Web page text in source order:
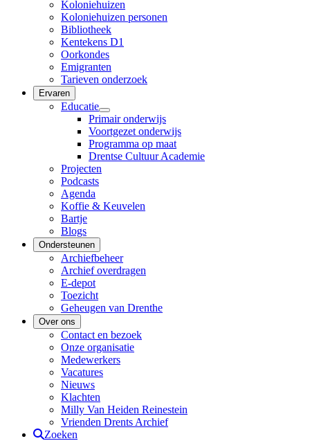
Koloniehuizen
Koloniehuizen personen
Bibliotheek
Kentekens D1
Oorkondes
Emigranten
Tarieven onderzoek
Ervaren
Educatie
Primair onderwijs
Voortgezet onderwijs
Programma op maat
Drentse Cultuur Academie
Projecten
Podcasts
Agenda
Koffie & Keuvelen
Bartje
Blogs
Ondersteunen
Archiefbeheer
Archief overdragen
E-depot
Toezicht
Geheugen van Drenthe
Over ons
Contact en bezoek
Onze organisatie
Medewerkers
Vacatures
Nieuws
Klachten
Milly Van Heiden Reinestein
Vrienden Drents Archief
Zoeken